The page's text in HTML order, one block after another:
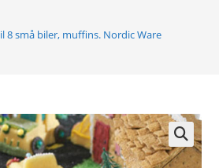
8 små biler, muffins. Nordic Ware
🔍